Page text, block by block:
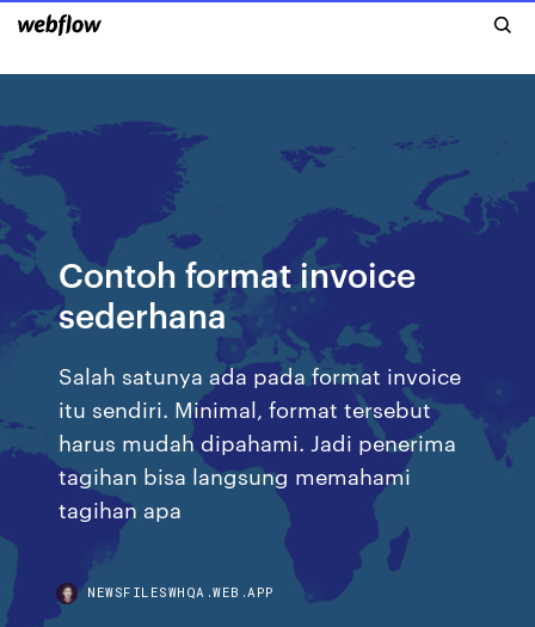
Contoh format invoice
sederhana
Salah satunya ada pada format invoice
itu sendiri. Minimal, format tersebut
harus mudah dipahami. Jadi penerima
tagihan bisa langsung memahami
tagihan apa
NEWSFILESWHQA.WEB.APP